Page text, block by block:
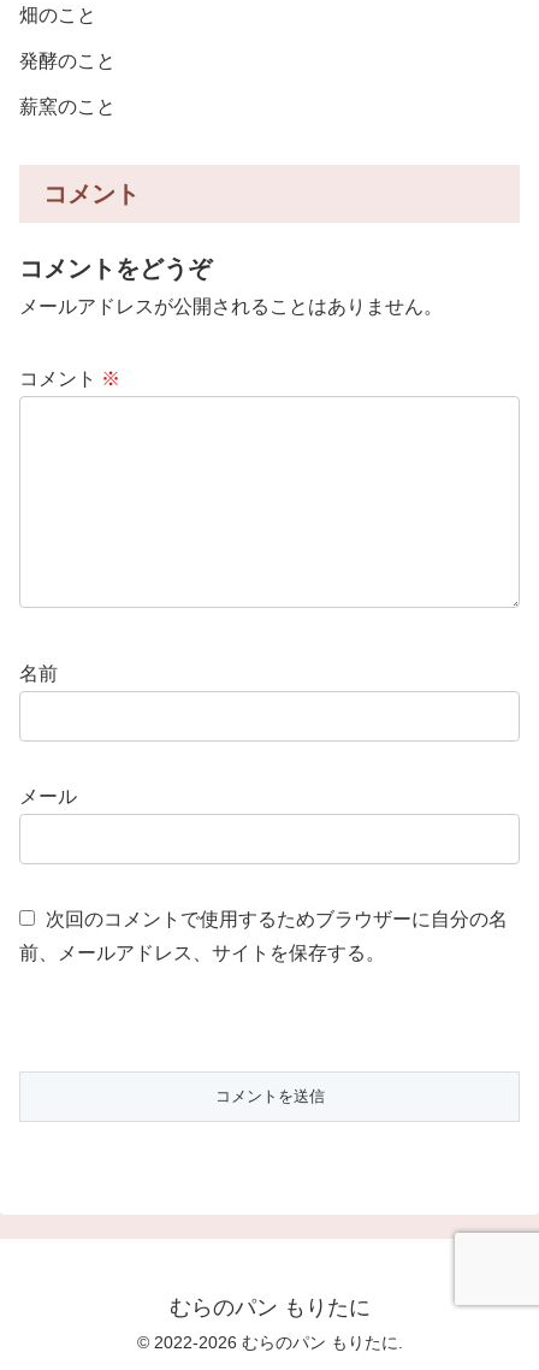
畑のこと
発酵のこと
薪窯のこと
コメント
コメントをどうぞ
メールアドレスが公開されることはありません。
コメント ※
名前
メール
次回のコメントで使用するためブラウザーに自分の名
前、メールアドレス、サイトを保存する。
むらのパン もりたに
© 2022-2026 むらのパン もりたに.